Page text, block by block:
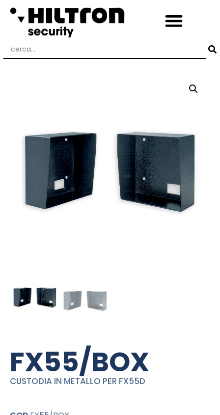
FX55/BOX
CUSTODIA IN METALLO PER FX55D